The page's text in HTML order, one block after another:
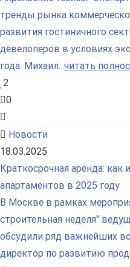
тренды рынка
развития гостиничного
девелоперов в условиях
года. Михаил...читать
2
0
Новости
18.03.2025
Краткосрочная аренда: как
апартаментов в 2025 году
В Москве в рамках
строительная неделя"
обсудили ряд важнейших
директор по развитию